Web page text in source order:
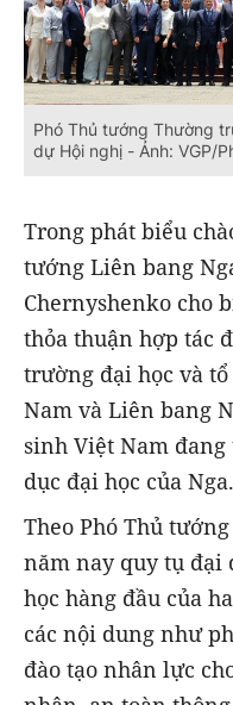
Phó Thủ tướng Thường
dự Hội nghị - Ảnh: VGP/
Trong phát biểu
tướng Liên bang
Chernyshenko cho
thỏa thuận hợp tác
trường đại học và
Nam và Liên bang
sinh Việt Nam đang
dục đại học của Nga.
Theo Phó Thủ
năm nay quy tụ đại
học hàng đầu của
các nội dung như
đào tạo nhân lực